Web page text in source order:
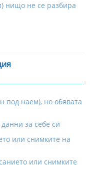
нищо не се разбира
под наем), но обявата
за себе си
или снимките на
или снимките